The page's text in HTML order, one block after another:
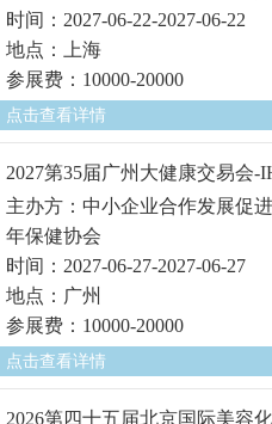
时间：2027-06-22-2027-06-22
地点：上海
参展费：10000-20000
点击查看详情
2027第35届广州大健康交易会-
主办方：中小企业合作发展促
年保健协会
时间：2027-06-27-2027-06-27
地点：广州
参展费：10000-20000
点击查看详情
2026第四十五届北京国际美容